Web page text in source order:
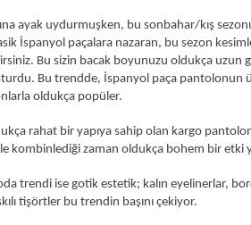
ayak uydurmuşken, bu sonbahar/kış
İspanyol paçalara nazaran, bu sezon
Bu sizin bacak boyunuzu oldukça
Bu trendde, İspanyol paça pantolonun
oldukça popüler.
rahat bir yapıya sahip olan kargo
kombinlediği zaman oldukça bohem bir etki
trendi ise gotik estetik; kalın eyelinerlar,
tişörtler bu trendin başını çekiyor.